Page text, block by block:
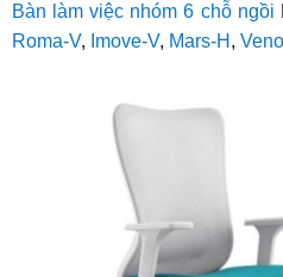
Bàn làm việc nhóm 6 chỗ ngồi
Roma-V, Imove-V, Mars-H ,